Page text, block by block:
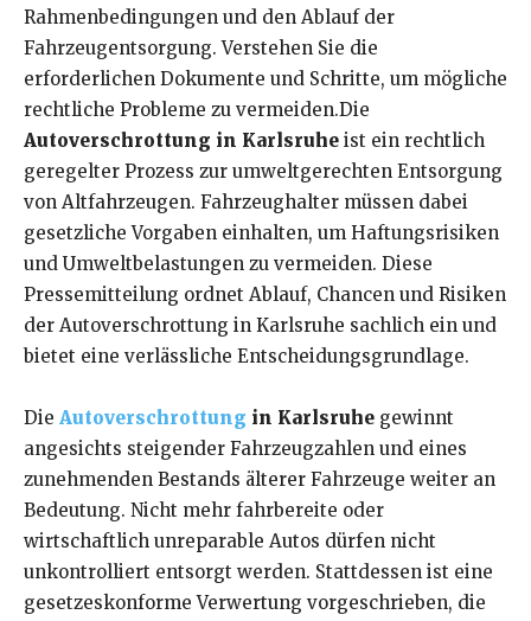
Rahmenbedingungen und den Ablauf der
Fahrzeugentsorgung. Verstehen Sie die
erforderlichen Dokumente und Schritte, um mögliche
rechtliche Probleme zu vermeiden.Die
Autoverschrottung in Karlsruhe ist ein rechtlich
geregelter Prozess zur umweltgerechten Entsorgung
von Altfahrzeugen. Fahrzeughalter müssen dabei
gesetzliche Vorgaben einhalten, um Haftungsrisiken
und Umweltbelastungen zu vermeiden. Diese
Pressemitteilung ordnet Ablauf, Chancen und Risiken
der Autoverschrottung in Karlsruhe sachlich ein und
bietet eine verlässliche Entscheidungsgrundlage.
Die Autoverschrottung in Karlsruhe gewinnt
angesichts steigender Fahrzeugzahlen und eines
zunehmenden Bestands älterer Fahrzeuge weiter an
Bedeutung. Nicht mehr fahrbereite oder
wirtschaftlich unreparable Autos dürfen nicht
unkontrolliert entsorgt werden. Stattdessen ist eine
gesetzeskonforme Verwertung vorgeschrieben, die